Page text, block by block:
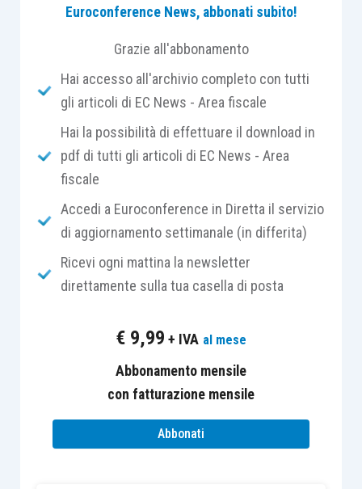
imputabili all’opera.
Malgrado manchino posizioni ufficiali, a tale fine si
deve ritenere che il riferimento debba essere alla
“durata contrattuale”: quindi eventi esogeni
come eventualiritardi imputabili alla pandemia
che non incidono sull’essenza dall’opera e delle
relative pattuizioni, devono considerarsi
irrilevanti ai fini di tale valutazione .
In tema di rilevanza fiscale delle valutazioni delle
commesse sonoduele norme a cui occorre
articolo 92, comma 6, Tuir
è previsto
Euroconference News, abbonati subito!
Grazie all'abbonamento
Hai accesso all'archivio completo con tutti
gli articoli di EC News - Area fiscale
Hai la possibilità di effettuare il download in
pdf di tutti gli articoli di EC News - Area
fiscale
Accedi a Euroconference in Diretta il servizio
di aggiornamento settimanale (in differita)
Ricevi ogni mattina la newsletter
direttamente sulla tua casella di posta
€ 9,99 + IVA al mese
Abbonamento mensile
con fatturazione mensile
Abbonati